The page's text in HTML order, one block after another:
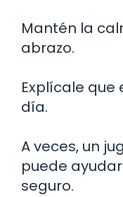
Mantén la
abrazo.
Explícale
día.
A veces, un
puede
seguro.